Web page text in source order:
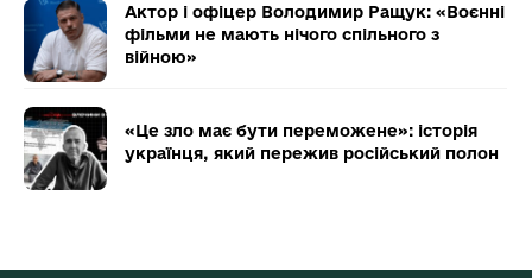
Актор і офіцер Володимир Ращук: «Воєнні
фільми не мають нічого спільного з
війною»
«Це зло має бути переможене»: історія
українця, який пережив російський полон